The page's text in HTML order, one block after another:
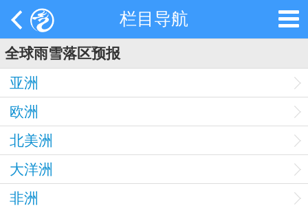
栏目导航
全球雨雪落区预报
亚洲
欧洲
北美洲
大洋洲
非洲